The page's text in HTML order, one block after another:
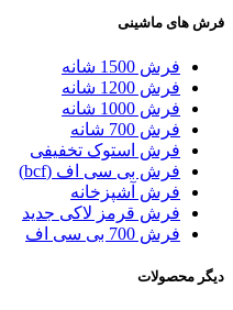
فرش های ماشینی
فرش 1500 شانه
فرش 1200 شانه
فرش 1000 شانه
فرش 700 شانه
فرش استوک تخفیفی
فرش بی سی اف (bcf)
فرش آشپزخانه
فرش قرمز لاکی جدید
فرش 700 بی سی اف
دیگر محصولات